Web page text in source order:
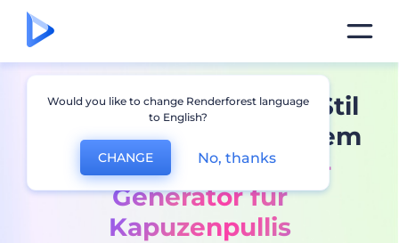
Präsentieren Sie den Stil
Ihrer Marke mit unserem
attraktiven Mockup-
Generator für
Kapuzenpullis
Would you like to change Renderforest language
to English?
CHANGE No, thanks